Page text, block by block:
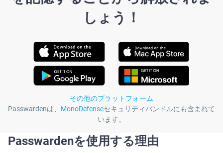
しょう！
その他のプラットフォーム
Passwardenは、 MonoDefenseセキュリティバンドルにも含まれて
います。
Passwardenを使用する理由